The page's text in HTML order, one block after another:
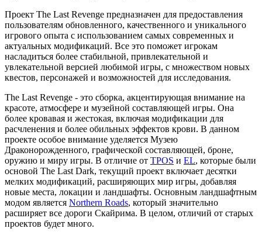
Проект The Last Revenge предназначен для предоставления
пользователям обновленного, качественного и уникального
игрового опыта с использованием самых современных и
актуальных модификаций. Все это поможет игрокам
насладиться более стабильной, привлекательной и
увлекательной версией любимой игры, с множеством новых
квестов, персонажей и возможностей для исследования.
The Last Revenge - это сборка, акцентирующая внимание на
красоте, атмосфере и музейной составляющей игры. Она
более кровавая и жестокая, включая модификации для
расчленения и более обильных эффектов крови. В данном
проекте особое внимание уделяется Музею
Драконорожденного, графической составляющей, броне,
оружию и миру игры. В отличие от TPOS и EL, которые были
основой The Last Dark, текущий проект включает десятки
мелких модификаций, расширяющих мир игры, добавляя
новые места, локации и ландшафты. Основным ландшафтным
модом является Northern Roads, который значительно
расширяет все дороги Скайрима. В целом, отличий от старых
проектов будет много.